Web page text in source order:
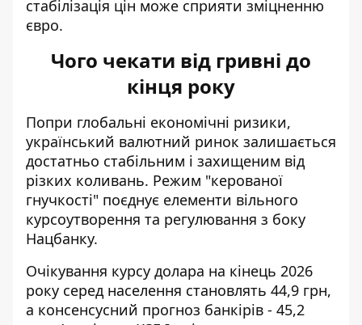
стабілізація цін може сприяти зміцненню
євро.
Чого чекати від гривні до
кінця року
Попри глобальні економічні ризики,
український валютний ринок залишається
достатньо стабільним і захищеним від
різких коливань. Режим "керованої
гнучкості" поєднує елементи вільного
курсоутворення та регулювання з боку
Нацбанку.
Очікування курсу долара на кінець 2026
року серед населення становлять 44,9 грн,
а консенсусний прогноз банкірів - 45,2